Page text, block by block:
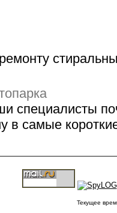
специалисты
в самые
Текущее